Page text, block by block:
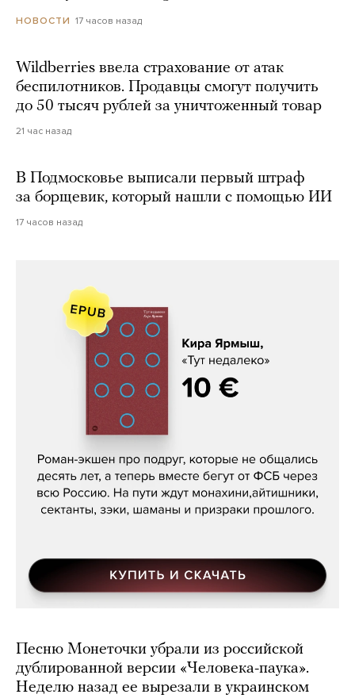
НОВОСТИ 17 часов назад
Wildberries ввела страхование от атак
беспилотников. Продавцы смогут получить
до 50 тысяч рублей за уничтоженный товар
21 час назад
В Подмосковье выписали первый штраф
за борщевик, который нашли с помощью ИИ
17 часов назад
Кира Ярмыш, «Тут недалеко»
Песню Монеточки убрали из российской
дублированной версии «Человека-паука».
Неделю назад ее вырезали в украинском